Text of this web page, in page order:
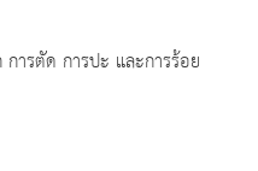
การตัด การปะ และการร้อย